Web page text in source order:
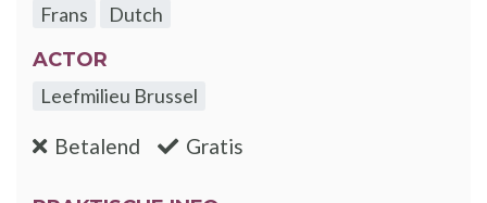
Frans
Dutch
ACTOR
Leefmilieu Brussel
Betalend :nee Gratis